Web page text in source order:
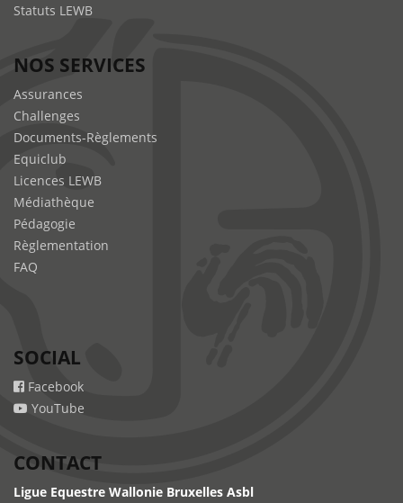
Statuts LEWB
NOS SERVICES
Assurances
Challenges
Documents-Règlements
Equiclub
Licences LEWB
Médiathèque
Pédagogie
Règlementation
FAQ
SOCIAL
Facebook
YouTube
CONTACT
Ligue Equestre Wallonie Bruxelles Asbl